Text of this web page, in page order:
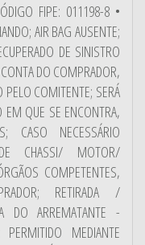
FIPE: 011198-8 •
AIR BAG AUSENTE;
DE SINISTRO
DO COMPRADOR,
PELO COMITENTE; SERÁ
EM QUE SE ENCONTRA,
CASO NECESSÁRIO
DE CHASSI/ MOTOR/
COMPETENTES,
RETIRADA /
DO ARREMATANTE -
MEDIANTE